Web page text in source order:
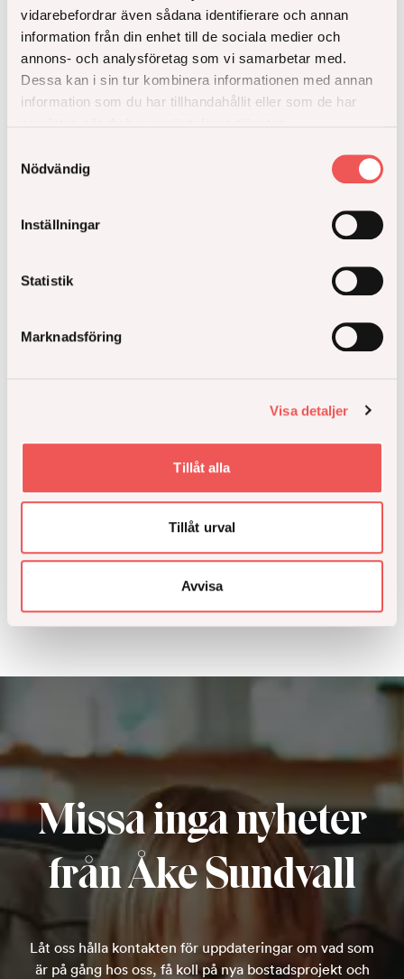
vidarebefordrar även sådana identifierare och annan
information från din enhet till de sociala medier och
annons- och analysföretag som vi samarbetar med.
Dessa kan i sin tur kombinera informationen med annan
information som du har tillhandahållit eller som de har
Nödvändig
Inställningar
Statistik
Marknadsföring
Visa detaljer
Tillåt alla
Tillåt urval
Avvisa
På Åke Sundvall arbetar vi från tidigt skede med
klimatberäkningar i våra projekt. Som i så mycket
annat i vårt arbetssätt vill vi arbeta digitalt.
Läs hela
Exploateringsavtal klara för två nya kvarter
innehållande cirka 540 bostäder och cirka 11400kvm
kommersiellt innehåll vid tunnelbanan i
Missa inga nyheter
från Åke Sundvall
Låt oss hålla kontakten för uppdateringar om vad som
är på gång hos oss, få koll på nya bostadsprojekt och